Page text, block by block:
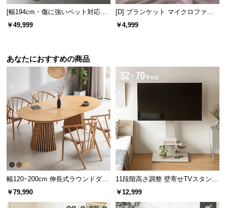
ロ
グ
企
業
[幅194cm・傷に強いペット対応生
地も] 3人掛けカウチソファ ヘッド
￥49,999
[D] ブランケット マイクロファイ
バー
￥4,999
あなたにおすすめの商品
幅120~200cm 伸長式ラウンドダイ
ニングテーブル 6人掛け 天然木突
￥79,990
11段階高さ調整 壁寄せTVスタンド
キャスター付き 上下左右角度調節
￥12,999